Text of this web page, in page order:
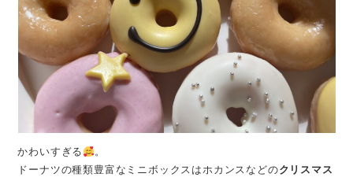
かわいすぎる
。
ドーナツの種類豊富なミニボックスはホカンスなどのクリスマス